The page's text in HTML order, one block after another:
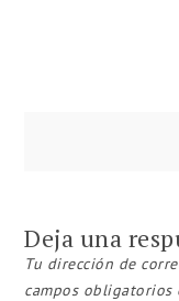
Deja una
Tu dirección de
campos obligatorios